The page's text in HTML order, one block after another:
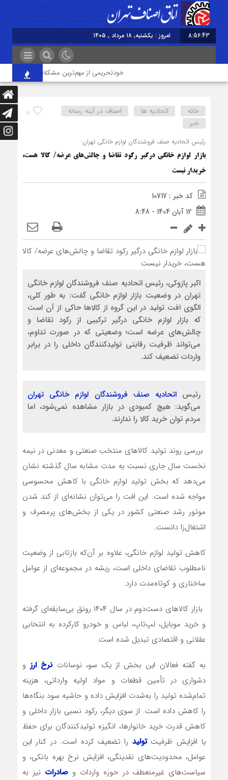
8:56:44 امروز : یکشنبه, ۱۸ مرداد , ۱۴۰۵
خودتحریمی از مهم‌ترین مشکلات اصناف/ عینک
3 خانه اتحادیه ها
اصناف در آینه رسانه
خبر
رئیس اتحادیه صنف فروشندگان لوازم خانگی تهران:
بازار لوازم خانگی درگیر رکود تقاضا و چالش‌های عرضه/ کالا هست،
خریدار نیست
کد خبر : 10717
12 آبان 1404 - 8:48
اکبر پازوکی، رئیس اتحادیه صنف فروشندگان لوازم خانگی
تهران در وضعیت بازار لوازم خانگی گفت: به طور کلی،
الگوی افت تولید در این گروه از کالاها حاکی از آن است
که بازار لوازم خانگی درگیر ترکیبی از رکود تقاضا و
چالش‌های عرضه است؛ وضعیتی که در صورت تداوم،
می‌تواند ظرفیت رقابتی تولیدکنندگان داخلی را در برابر
واردات تضعیف کند.
رئیس اتحادیه صنف فروشندگان لوازم خانگی تهران
می‌گوید: هیچ کمبودی در بازار مشاهده نمی‌شود، اما
مردم توان خرید کالا را ندارند.
بررسی روند تولید کالاهای منتخب صنعتی و معدنی در نیمه
نخست سال جاری نسبت به مدت مشابه سال گذشته نشان
می‌دهد که بخش تولید لوازم خانگی با کاهش محسوسی
مواجه شده است. این افت را می‌توان نشانه‌ای از کند شدن
موتور رشد صنعتی کشور در یکی از بخش‌های پرمصرف و
اشتغال‌زا دانست.
کاهش تولید لوازم خانگی، علاوه بر آن‌که بازتابی از وضعیت
نامطلوب تقاضای داخلی است، ریشه در مجموعه‌ای از عوامل
ساختاری و کوتاه‌مدت دارد.
بازار کالاهای دست‌دوم در سال ۱۴۰۴ رونق بی‌سابقه‌ای گرفته
و خرید موبایل، لپ‌تاپ، لباس و خودرو کارکرده به انتخابی
عقلانی و اقتصادی تبدیل شده است.
به گفته فعالان این بخش از یک سو، نوساناتنرخ ارزو
دشواری در تأمین قطعات و مواد اولیه وارداتی، هزینه
تمام‌شده تولید را به‌شدت افزایش داده و حاشیه سود بنگاه‌ها
را کاهش داده است. از سوی دیگر، رکود نسبی بازار داخلی و
کاهش قدرت خرید خانوارها، انگیزه تولیدکنندگان برای حفظ
یا افزایش ظرفیتتولید را تضعیف کرده است. در کنار این
عوامل، محدودیت‌های نقدینگی، افزایش نرخ بهره بانکی، و
سیاست‌های غیرمنعطف در حوزه واردات وصادرات نیز به